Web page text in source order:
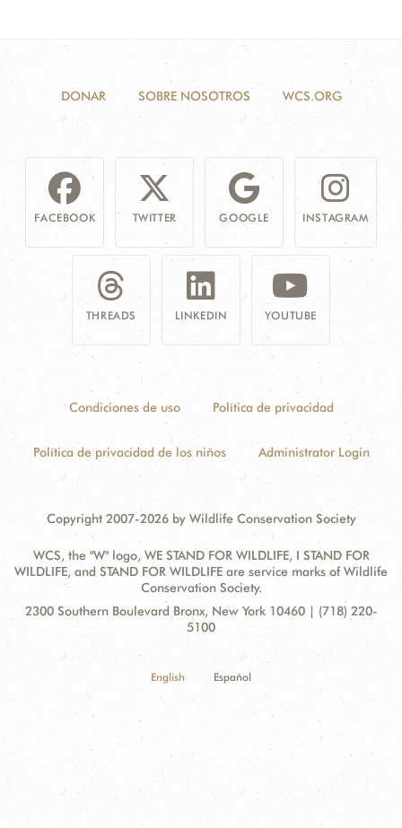
DONAR SOBRE NOSOTROS WCS.ORG
FACEBOOK TWITTER GOOGLE INSTAGRAM
THREADS LINKEDIN YOUTUBE
Condiciones de uso Política de privacidad
Política de privacidad de los niños Administrator Login
Copyright 2007-2026 by Wildlife Conservation Society
WCS, the "W" logo, WE STAND FOR WILDLIFE, I STAND FOR
WILDLIFE, and STAND FOR WILDLIFE are service marks of Wildlife
Conservation Society.
Contact
Address:
2300 Southern Boulevard Bronx, New York 10460 | (718) 220-
5100
English Español